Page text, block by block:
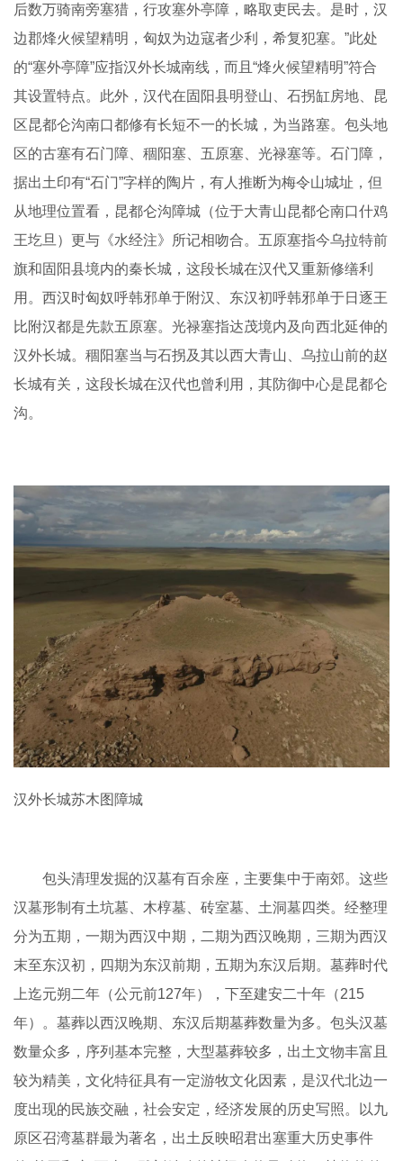
后数万骑南旁塞猎，行攻塞外亭障，略取吏民去。是时，汉
边郡烽火候望精明，匈奴为边寇者少利，希复犯塞。”此处
的“塞外亭障”应指汉外长城南线，而且“烽火候望精明”符合
其设置特点。此外，汉代在固阳县明登山、石拐缸房地、昆
区昆都仑沟南口都修有长短不一的长城，为当路塞。包头地
区的古塞有石门障、稒阳塞、五原塞、光禄塞等。石门障，
据出土印有“石门”字样的陶片，有人推断为梅令山城址，但
从地理位置看，昆都仑沟障城（位于大青山昆都仑南口什鸡
王圪旦）更与《水经注》所记相吻合。五原塞指今乌拉特前
旗和固阳县境内的秦长城，这段长城在汉代又重新修缮利
用。西汉时匈奴呼韩邪单于附汉、东汉初呼韩邪单于日逐王
比附汉都是先款五原塞。光禄塞指达茂境内及向西北延伸的
汉外长城。稒阳塞当与石拐及其以西大青山、乌拉山前的赵
长城有关，这段长城在汉代也曾利用，其防御中心是昆都仑
沟。
汉外长城苏木图障城
包头清理发掘的汉墓有百余座，主要集中于南郊。这些
汉墓形制有土坑墓、木椁墓、砖室墓、土洞墓四类。经整理
分为五期，一期为西汉中期，二期为西汉晚期，三期为西汉
末至东汉初，四期为东汉前期，五期为东汉后期。墓葬时代
上迄元朔二年（公元前127年），下至建安二十年（215
年）。墓葬以西汉晚期、东汉后期墓葬数量为多。包头汉墓
数量众多，序列基本完整，大型墓葬较多，出土文物丰富且
较为精美，文化特征具有一定游牧文化因素，是汉代北边一
度出现的民族交融，社会安定，经济发展的历史写照。以九
原区召湾墓群最为著名，出土反映昭君出塞重大历史事件